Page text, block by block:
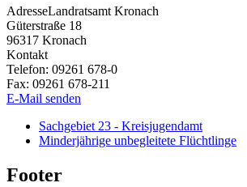
AdresseLandratsamt Kronach
Güterstraße 18
96317 Kronach
Kontakt
Telefon: 09261 678-0
Fax: 09261 678-211
E-Mail senden
Sachgebiet 23 - Kreisjugendamt
Minderjährige unbegleitete Flüchtlinge
Footer